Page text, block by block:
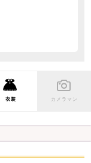
衣装 カメラマン